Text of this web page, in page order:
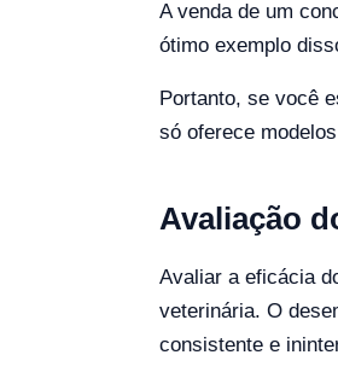
A venda de um
ótimo exemplo
Portanto, se você
só oferece
Avaliação
Avaliar a eficácia
veterinária. O
consistente e